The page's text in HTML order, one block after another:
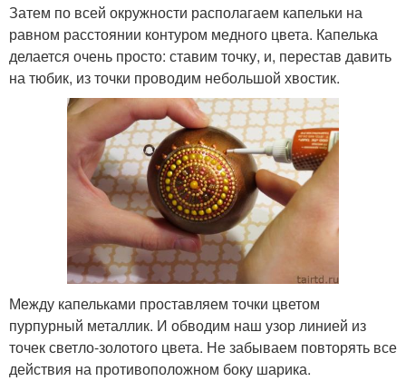
Затем по всей окружности располагаем капельки на
равном расстоянии контуром медного цвета. Капелька
делается очень просто: ставим точку, и, перестав давить
на тюбик, из точки проводим небольшой хвостик.
Между капельками проставляем точки цветом
пурпурный металлик. И обводим наш узор линией из
точек светло-золотого цвета. Не забываем повторять все
действия на противоположном боку шарика.